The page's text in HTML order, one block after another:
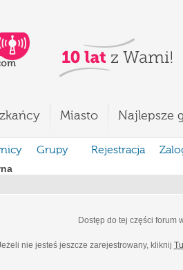
Miasto Najlepsze
Grupy Rejestracja
Dostęp do tej części forum
nie jesteś jeszcze zarejestrowany, kliknij